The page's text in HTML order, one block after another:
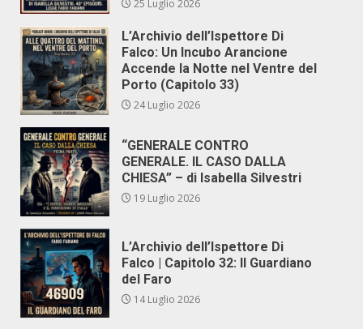
25 Luglio 2026
L’Archivio dell’Ispettore Di
Falco: Un Incubo Arancione
Accende la Notte nel Ventre del
Porto (Capitolo 33)
24 Luglio 2026
“GENERALE CONTRO
GENERALE. IL CASO DALLA
CHIESA” – di Isabella Silvestri
19 Luglio 2026
L’Archivio dell’Ispettore Di
Falco | Capitolo 32: Il Guardiano
del Faro
14 Luglio 2026